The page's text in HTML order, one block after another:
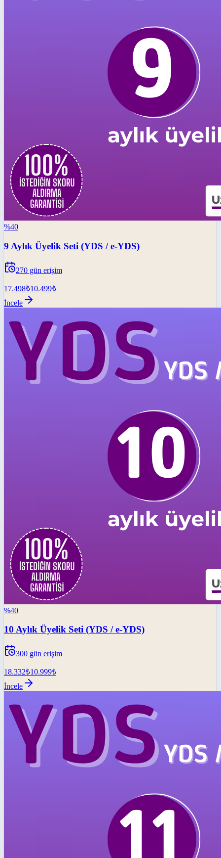
%40
9 Aylık Üyelik Seti (YDS / e-YDS)
270 gün erişim
17.498₺10.499₺
İncele
%40
10 Aylık Üyelik Seti (YDS / e-YDS)
300 gün erişim
18.332₺10.999₺
İncele